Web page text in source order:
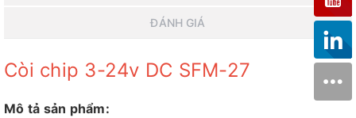
ĐÁNH GIÁ
Còi chip 3-24v DC SFM-27
Mô tả sản phẩm: